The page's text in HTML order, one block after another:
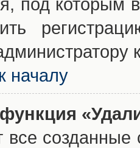
началу
все созданные